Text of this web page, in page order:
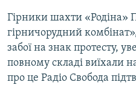
КТАТ
Гірники шахти «Родіна»
гірничорудний
забої на знак протесту,
повному складі виїхали
про це Радіо Свобода